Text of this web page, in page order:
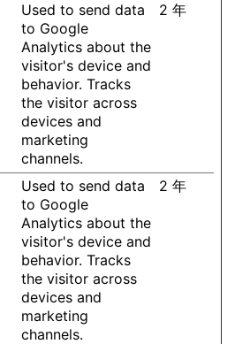
Used to send data
to Google
Analytics about the
visitor's device and
behavior. Tracks
the visitor across
devices and
marketing
channels.
2 年
Used to send data
to Google
Analytics about the
visitor's device and
behavior. Tracks
the visitor across
devices and
marketing
channels.
2 年